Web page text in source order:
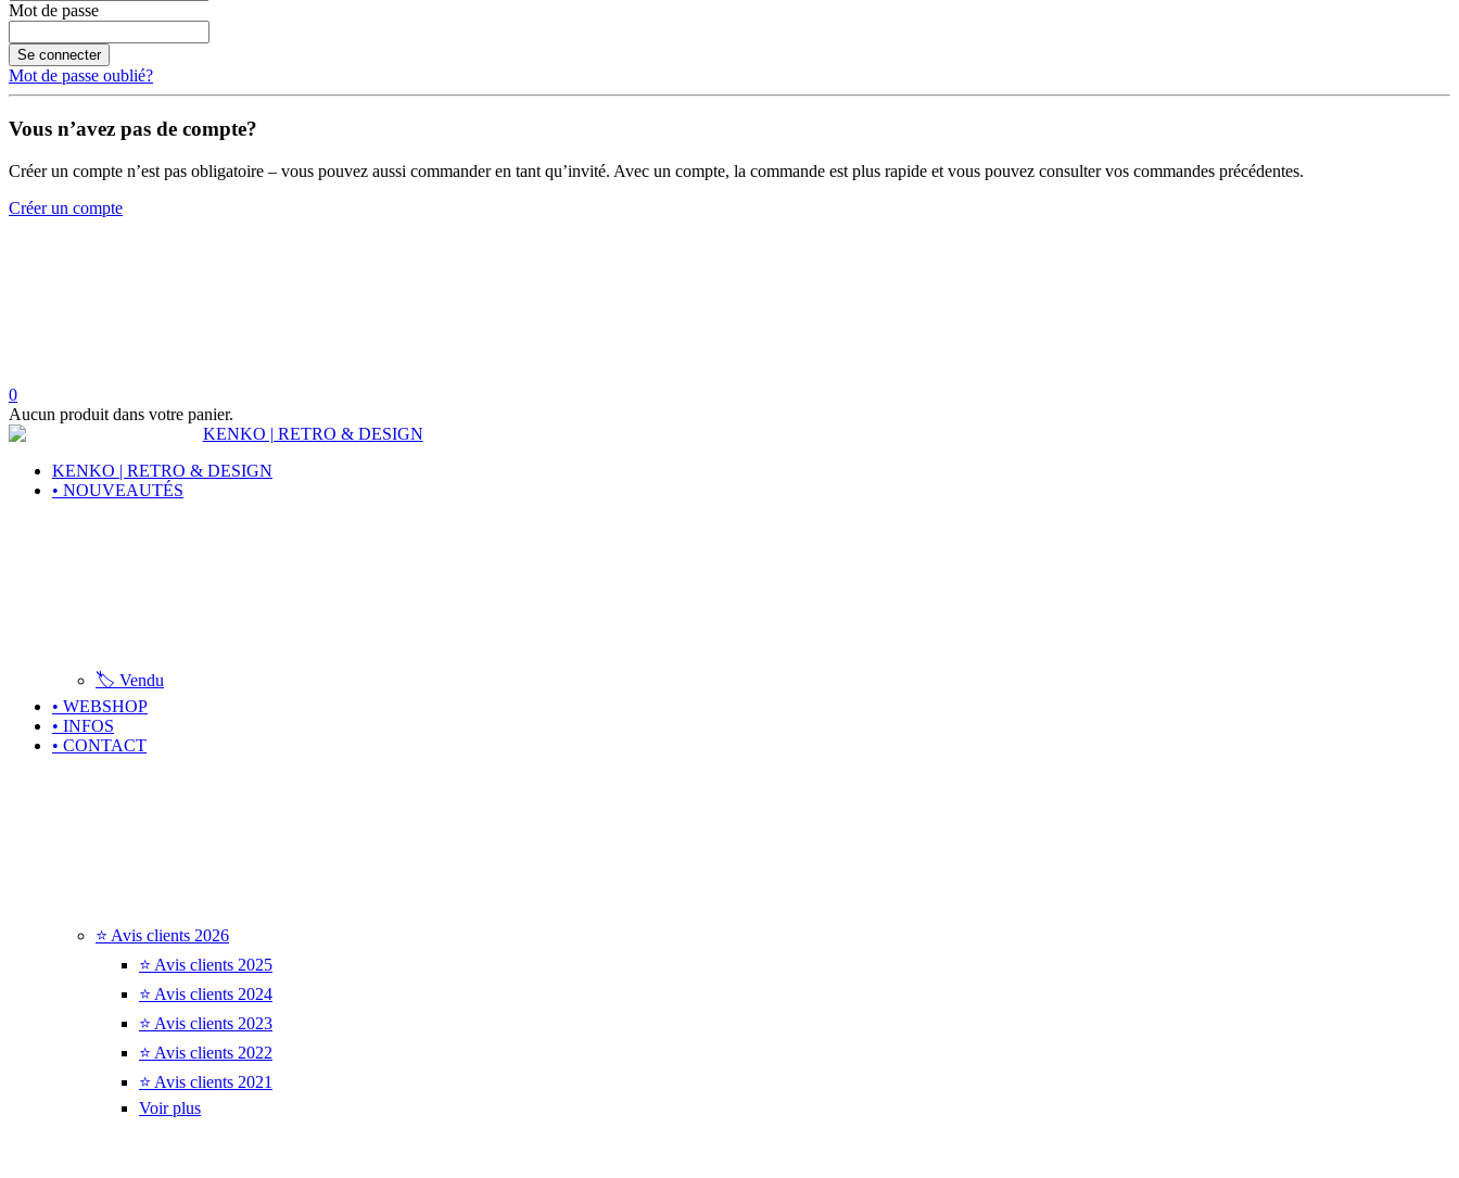
Mot de passe
Se connecter
Mot de passe oublié?
Vous n’avez pas de compte?
Créer un compte n’est pas obligatoire – vous pouvez aussi commander en tant qu’invité. Avec un compte, la commande est plus rapide et vous pouvez consulter vos commandes précédentes.
Créer un compte
0
Aucun produit dans votre panier.
KENKO | RETRO & DESIGN
• NOUVEAUTÉS
🏷️ Vendu
• WEBSHOP
• INFOS
• CONTACT
⭐ Avis clients 2026
⭐ Avis clients 2025
⭐ Avis clients 2024
⭐ Avis clients 2023
⭐ Avis clients 2022
⭐ Avis clients 2021
Voir plus